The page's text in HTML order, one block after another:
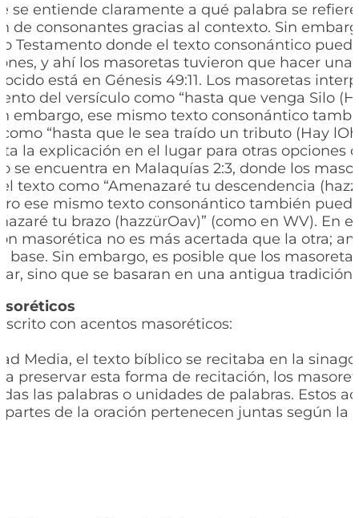
se entiende claramente a qué palabra se
de consonantes gracias al contexto. Sin
Testamento donde el texto consonántico
y ahí los masoretas tuvieron que hacer una
está en Génesis 49:11. Los masoretas
del versículo como “hasta que venga Silo
embargo, ese mismo texto consonántico
“hasta que le sea traído un tributo (Hay
la explicación en el lugar para otras opciones
se encuentra en Malaquías 2:3, donde los
texto como “Amenazaré tu descendencia
ese mismo texto consonántico también
tu brazo (hazzürOav)” (como en WV). En
masorética no es más acertada que la otra;
base. Sin embargo, es posible que los
sino que se basaran en una antigua tradición
escrito con acentos masoréticos:
Media, el texto bíblico se recitaba en la
preservar esta forma de recitación, los
las palabras o unidades de palabras. Estos
de la oración pertenecen juntas según la